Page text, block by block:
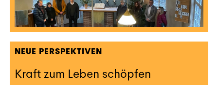
NEUE PERSPEKTIVEN
Kraft zum Leben schöpfen